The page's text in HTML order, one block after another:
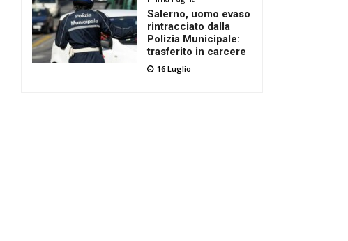
Salerno, uomo evaso
rintracciato dalla
Polizia Municipale:
trasferito in carcere
16 Luglio